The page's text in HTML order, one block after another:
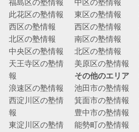
福島区の塾情報
此花区の塾情報
西区の塾情報
北区の塾情報
中央区の塾情報
天王寺区の塾情
報
浪速区の塾情報
西淀川区の塾情
報
東淀川区の塾情
中区の塾情報
東区の塾情報
西区の塾情報
南区の塾情報
北区の塾情報
美原区の塾情報
その他のエリア
池田市の塾情報
箕面市の塾情報
豊中市の塾情報
能勢町の塾情報